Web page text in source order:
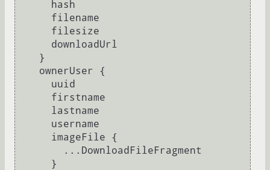
}
    ownerUser
{
      imageFile
{
}